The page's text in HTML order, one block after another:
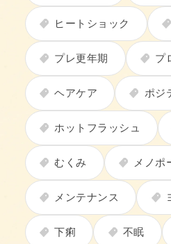
ヒートショック
プレ更年期 プ
ヘアケア ポジ
ホットフラッシュ
むくみ メノポ
メンテナンス
下痢 不眠